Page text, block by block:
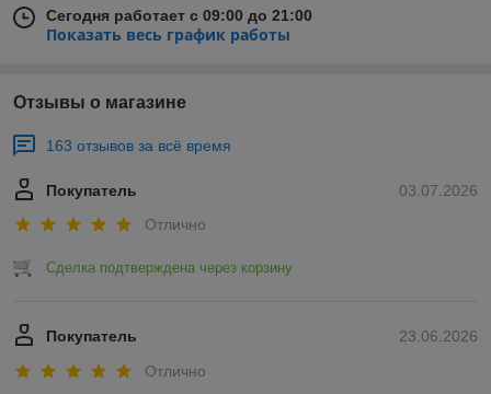
Сегодня работает с 09:00 до 21:00
Показать весь график работы
Отзывы о магазине
163 отзывов за всё время
03.07.2026
Покупатель
Отлично
Сделка подтверждена через корзину
23.06.2026
Покупатель
Отлично